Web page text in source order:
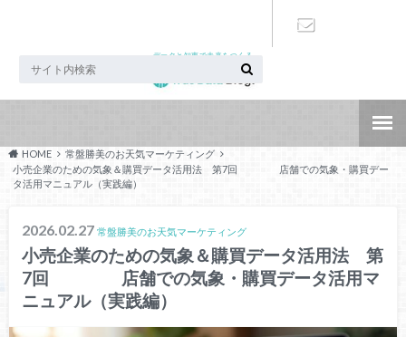
データと知恵で未来をつくる
HOME
常盤勝美のお天気マーケティング
小売企業のための気象＆購買データ活用法 第7回 店舗での気象・購買デー
タ活用マニュアル（実践編）
2026.02.27 常盤勝美のお天気マーケティング
小売企業のための気象＆購買データ活用法 第
7回 店舗での気象・購買データ活用マ
ニュアル（実践編）